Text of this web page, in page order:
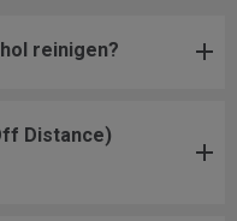
reinigen?
Distance)